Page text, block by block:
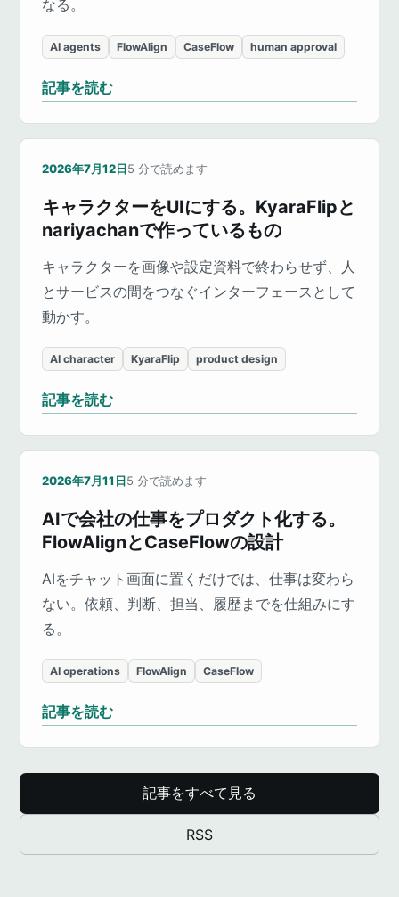
なる。
AI agents FlowAlign CaseFlow human approval
記事を読む
2026年7月12日5 分で読めます
キャラクターをUIにする。KyaraFlipと
nariyachanで作っているもの
キャラクターを画像や設定資料で終わらせず、人
とサービスの間をつなぐインターフェースとして
動かす。
AI character KyaraFlip product design
記事を読む
2026年7月11日5 分で読めます
AIで会社の仕事をプロダクト化する。
FlowAlignとCaseFlowの設計
AIをチャット画面に置くだけでは、仕事は変わら
ない。依頼、判断、担当、履歴までを仕組みにす
る。
AI operations FlowAlign CaseFlow
記事を読む
記事をすべて見る
RSS